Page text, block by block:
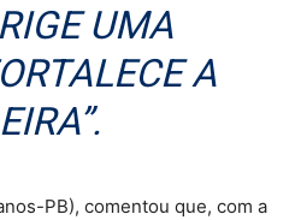
UMA
A
PB), comentou que, com a